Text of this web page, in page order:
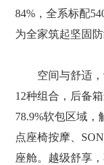
84%，全系标配
为全家筑起坚固防
空间与舒适
12种组合，后备
78.9%软包区域
点座椅按摩、
座舱。越级舒享